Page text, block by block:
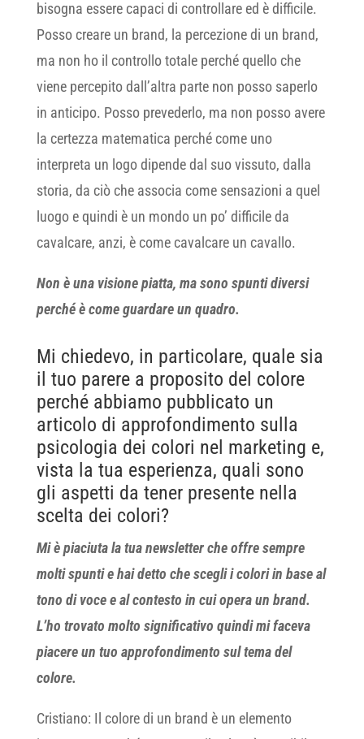
bisogna essere capaci di controllare ed è difficile.
Posso creare un brand, la percezione di un brand,
ma non ho il controllo totale perché quello che
viene percepito dall’altra parte non posso saperlo
in anticipo. Posso prevederlo, ma non posso avere
la certezza matematica perché come uno
interpreta un logo dipende dal suo vissuto, dalla
storia, da ciò che associa come sensazioni a quel
luogo e quindi è un mondo un po’ difficile da
cavalcare, anzi, è come cavalcare un cavallo.
Non è una visione piatta, ma sono spunti diversi
perché è come guardare un quadro.
Mi chiedevo, in particolare, quale sia
il tuo parere a proposito del colore
perché abbiamo pubblicato un
articolo di approfondimento sulla
psicologia dei colori nel marketing e,
vista la tua esperienza, quali sono
gli aspetti da tener presente nella
scelta dei colori?
Mi è piaciuta la tua newsletter che offre sempre
molti spunti e hai detto che scegli i colori in base al
tono di voce e al contesto in cui opera un brand.
L’ho trovato molto significativo quindi mi faceva
piacere un tuo approfondimento sul tema del
colore.
Cristiano: Il colore di un brand è un elemento